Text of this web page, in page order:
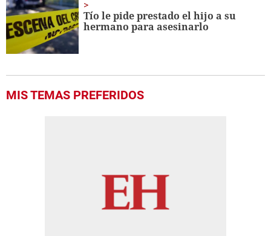
Tío le pide prestado el hijo a su
hermano para asesinarlo
MIS TEMAS PREFERIDOS